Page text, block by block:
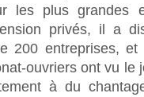
les plus grandes
privés, il a
200 entreprises,
ouvriers ont vu le
à du